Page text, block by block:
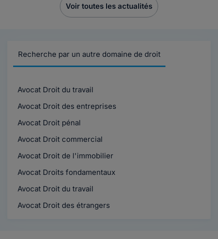
Voir toutes les actualités
Recherche par un autre domaine de droit
Avocat Droit du travail
Avocat Droit des entreprises
Avocat Droit pénal
Avocat Droit commercial
Avocat Droit de l'immobilier
Avocat Droits fondamentaux
Avocat Droit du travail
Avocat Droit des étrangers